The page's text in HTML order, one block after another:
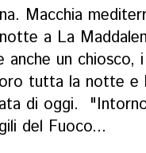
Macchia
a La
anche un chiosco,
tutta la notte e
di oggi.
del Fuoco...